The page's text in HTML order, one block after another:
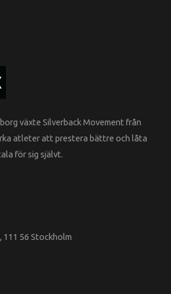
växte Silverback Movement från
atleter att prestera bättre och låta
för sig självt.
111 56 Stockholm